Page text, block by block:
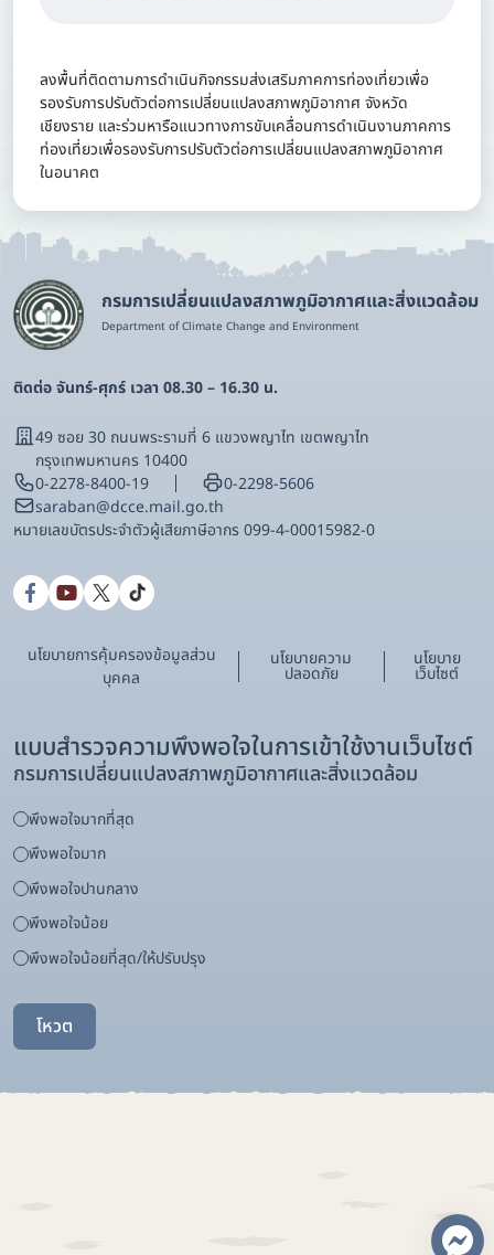
ลงพื้นที่ติดตามการดำเนินกิจกรรมส่งเสริมภาคการท่องเที่ยวเพื่อ
รองรับการปรับตัวต่อการเปลี่ยนแปลงสภาพภูมิอากาศ จังหวัด
เชียงราย และร่วมหารือแนวทางการขับเคลื่อนการดำเนินงานภาคการ
ท่องเที่ยวเพื่อรองรับการปรับตัวต่อการเปลี่ยนแปลงสภาพภูมิอากาศ
ในอนาคต
กรมการเปลี่ยนแปลงสภาพภูมิอากาศและสิ่งแวดล้อม
Department of Climate Change and Environment
ติดต่อ จันทร์-ศุกร์ เวลา 08.30 – 16.30 น.
49 ซอย 30 ถนนพระรามที่ 6 แขวงพญาไท เขตพญาไท
กรุงเทพมหานคร 10400
0-2278-8400-19
0-2298-5606
saraban@dcce.mail.go.th
หมายเลขบัตรประจําตัวผู้เสียภาษีอากร 099-4-00015982-0
นโยบายการคุ้มครองข้อมูลส่วน
บุคคล
นโยบายความ
ปลอดภัย
นโยบาย
เว็บไซต์
แบบสำรวจความพึงพอใจในการเข้าใช้งานเว็บไซต์
กรมการเปลี่ยนแปลงสภาพภูมิอากาศและสิ่งแวดล้อม
พึงพอใจมากที่สุด
พึงพอใจมาก
พึงพอใจปานกลาง
พึงพอใจน้อย
พึงพอใจน้อยที่สุด/ให้ปรับปรุง
โหวต